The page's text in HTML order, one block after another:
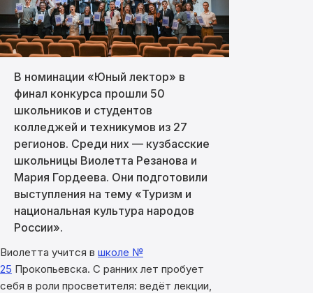
В номинации «Юный лектор» в
финал конкурса прошли 50
школьников и студентов
колледжей и техникумов из 27
регионов. Среди них — кузбасские
школьницы Виолетта Резанова и
Мария Гордеева. Они подготовили
выступления на тему «Туризм и
национальная культура народов
России».
Виолетта учится в школе №
25 Прокопьевска. С ранних лет пробует
себя в роли просветителя: ведёт лекции,